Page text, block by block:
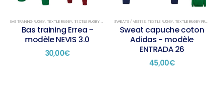
BAS TRAINING RUGBY, TEXTILE RUGBY, TEXTILE RUGBY TRAINING
Bas training Errea -
modèle NEVIS 3.0
30,00€
SWEATS / VESTES, TEXTILE RUGBY, TEXTILE RUGBY PRÉSENTATION
Sweat capuche coton
Adidas - modèle
ENTRADA 26
45,00€